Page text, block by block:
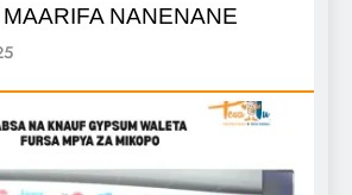
NANENANE